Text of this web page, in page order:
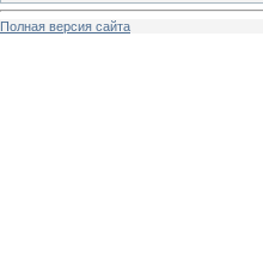
Полная версия сайта